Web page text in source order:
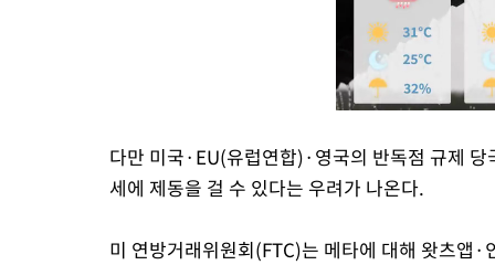
다만 미국·EU(유럽연합)·영국의 반독점 규제
세에 제동을 걸 수 있다는 우려가 나온다.
미 연방거래위원회(FTC)는 메타에 대해 왓츠앱